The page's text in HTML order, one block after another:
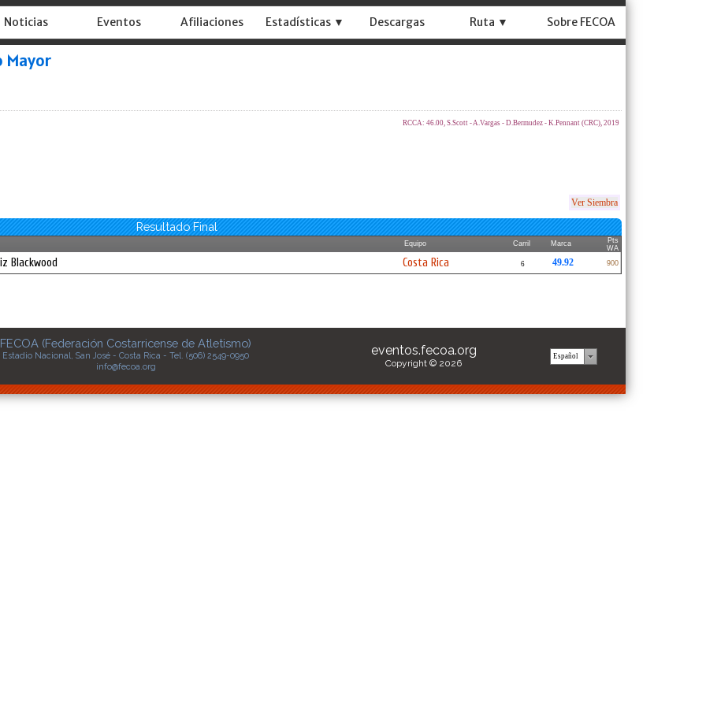
Noticias Eventos Afiliaciones Estadísticas ▼ Descargas Ruta ▼ Sobre FECOA
Mayor
RCCA: 46.00, S.Scott - A.Vargas - D.Bermudez - K.Pennant (CRC), 2019
Ver Siembra
Resultado Final
Equipo Carril Marca
Pts
WA
Blackwood Costa Rica 6 49.92 900
FECOA (Federación Costarricense de Atletismo)
Estadio Nacional, San José - Costa Rica - Tel. (506) 2549-0950
info@fecoa.org
eventos.fecoa.org
Copyright © 2026